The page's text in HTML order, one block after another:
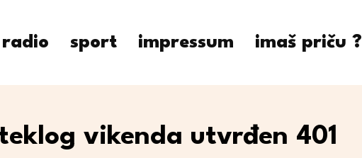
radio sport impressum imaš priču ?
vikenda utvrđen 401